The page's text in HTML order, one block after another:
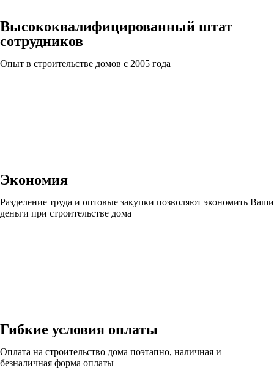
Высококвалифицированный штат
сотрудников
Опыт в строительстве домов с 2005 года
Экономия
Разделение труда и оптовые закупки позволяют экономить Ваши
деньги при строительстве дома
Гибкие условия оплаты
Оплата на строительство дома поэтапно, наличная и
безналичная форма оплаты